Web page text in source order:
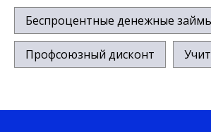
Беспроцентные денежные
Профсоюзный дисконт